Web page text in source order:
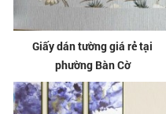
Giấy dán tường giá rẻ tại
phường Bàn Cờ